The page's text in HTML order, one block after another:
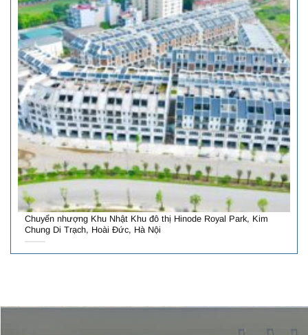
Chuyển nhượng Khu Nhật Khu đô thị Hinode Royal Park, Kim
Chung Di Trạch, Hoài Đức, Hà Nội